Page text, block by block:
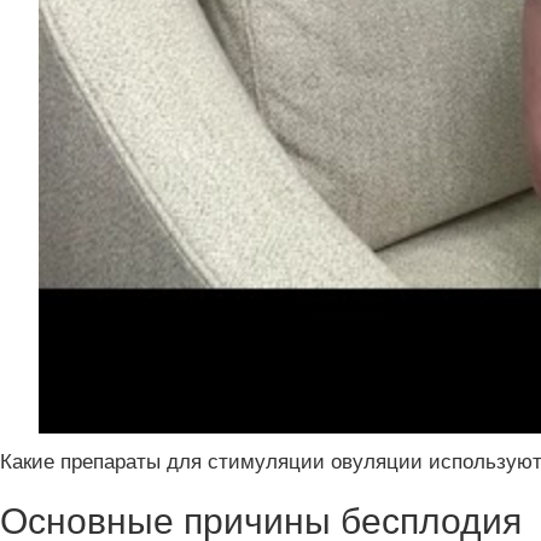
Какие препараты для стимуляции овуляции
Основные причины бесплодия